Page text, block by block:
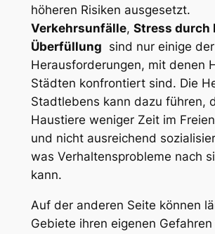
höheren Risiken ausgesetzt.
Verkehrsunfälle, Stress ‍durch
Überfüllung ⁢ sind nur einige der
Herausforderungen, mit ‍denen
Städten ‍konfrontiert sind. Die
Stadtlebens kann dazu führen,
Haustiere weniger Zeit im
und nicht ausreichend
was Verhaltensprobleme nach
kann.
Auf der anderen Seite können
Gebiete ihren eigenen